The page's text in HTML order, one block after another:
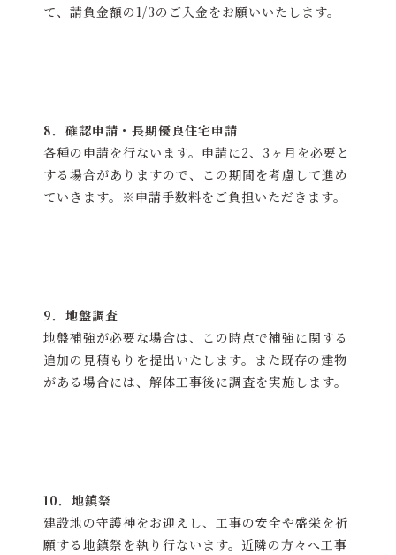
て、請負金額の1/3のご入金をお願いいたします。
8．確認申請・長期優良住宅申請
各種の申請を行ないます。申請に2、3ヶ月を必要と
する場合がありますので、この期間を考慮して進め
ていきます。※申請手数料をご負担いただきます。
9．地盤調査
地盤補強が必要な場合は、この時点で補強に関する
追加の見積もりを提出いたします。また既存の建物
がある場合には、解体工事後に調査を実施します。
10．地鎮祭
建設地の守護神をお迎えし、工事の安全や盛栄を祈
願する地鎮祭を執り行ないます。近隣の方々へ工事